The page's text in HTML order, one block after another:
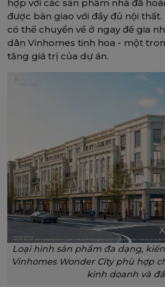
hợp với các sản phẩm nhà đã
được bàn giao với đầy đủ nội
có thể chuyển về ở ngay để gia
dân Vinhomes tinh hoa - một
tăng giá trị của dự án.
Loại hình sản phẩm đa dạng,
Vinhomes Wonder City phù hợp
kinh doanh và